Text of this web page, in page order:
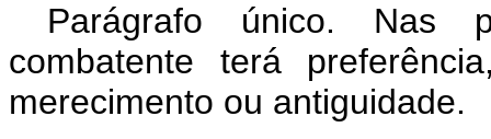
Parágrafo único. Nas
combatente terá
merecimento ou antiguidade.